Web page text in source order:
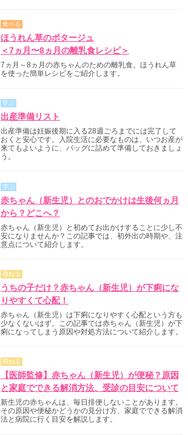
食べる
ほうれん草のポタージュ
＜7ヵ月〜8ヵ月の離乳食レシピ＞
7ヵ月～8ヵ月の赤ちゃんのための離乳食。ほうれん草
を使った簡単レシピをご紹介します。
学ぶ
出産準備リスト
出産準備は妊娠後期に入る28週ごろまでには完了して
おくと安心です。入院生活に必要なものは、いつお産が
来てもよいように、バッグに詰めて準備しておきましょ
う。
学ぶ
赤ちゃん（新生児）とのおでかけは生後何ヵ月
から？どこへ？
赤ちゃん（新生児）と初めてお出かけすることに少し不
安になりませんか？この記事では、初外出の時期や、注
意点について紹介します。
尋ねる
うちの子だけ？赤ちゃん（新生児）が下痢にな
りやすくて心配！
赤ちゃん（新生児）は下痢になりやすく心配という方も
少なくないはず。この記事では赤ちゃん（新生児）が下
痢になってしまう原因や対処方法について紹介します。
尋ねる
【医師監修】赤ちゃん（新生児）が便秘？原因
と家庭でできる解消方法、受診の目安について
新生児の赤ちゃんは、毎日排便しないことがあります。
その原因や便秘かどうかの見分け方、家庭でできる解消
法と病院に行く目安を解説します。